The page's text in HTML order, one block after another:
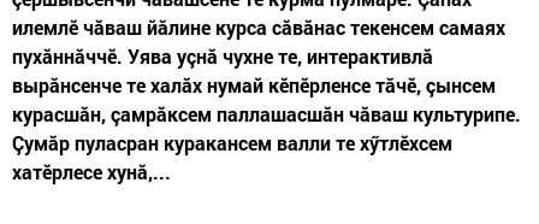
илемлӗ чăваш йăлине курса сăвăнас текенсем самаях
пухăннăччӗ. Уява уçнă чухне те, интерактивлă
вырăнсенче те халăх нумай кӗпӗрленсе тăчӗ, çынсем
курасшăн, çамрăксем паллашасшăн чăваш культурипе.
Çумăр пуласран куракансем валли те хӳтлӗхсем
хатӗрлесе хунă,...